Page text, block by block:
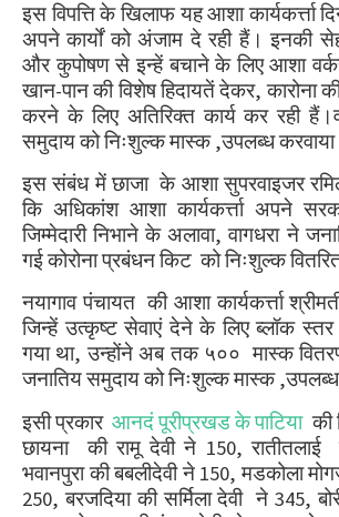
इस विपत्ति के खिलाफ यह आशा कार्यकर्त्ता
अपने कार्यों को अंजाम दे रही हैं। इनकी
और कुपोषण से इन्हें बचाने के लिए आशा
खान-पान की विशेष हिदायतें देकर,कारोना
करने के लिए अतिरिक्त कार्य कर रही
समुदाय को निःशुल्क मास्क ,उपलब्ध करवाया
इस संबंध में छाजा के आशा सुपरवाइजर
कि अधिकांश आशा कार्यकर्त्ता अपने
जिम्मेदारी निभाने के अलावा,वागधरा ने
गई कोरोना प्रबंधन किट को निःशुल्क
नयागाव पंचायत की आशा कार्यकर्त्ता
जिन्हें उत्कृष्ट सेवाएं देने के लिए ब्लॉक स्तर
गया था,उन्होंने अब तक ५०० मास्क
जनातिय समुदाय को निःशुल्क मास्क ,उपलब्ध
इसी प्रकार आनदं पूरीप्रखड के पाटिया की
छायना
की रामू देवी ने 150,रातीतलाई
भवानपुरा की बबलीदेवी ने 150,मडकोला
250,बरजदिया की सर्मिला देवी ने 345,